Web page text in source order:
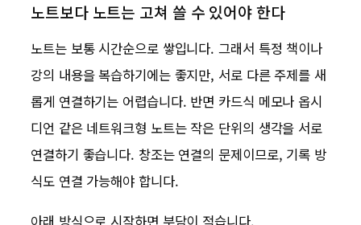
노트보다 노트는 고쳐 쓸 수 있어야 한다
노트는 보통 시간순으로 쌓입니다. 그래서 특정 책이나
강의 내용을 복습하기에는 좋지만, 서로 다른 주제를 새
롭게 연결하기는 어렵습니다. 반면 카드식 메모나 옵시
디언 같은 네트워크형 노트는 작은 단위의 생각을 서로
연결하기 좋습니다. 창조는 연결의 문제이므로, 기록 방
식도 연결 가능해야 합니다.
아래 방식으로 시작하면 부담이 적습니다.